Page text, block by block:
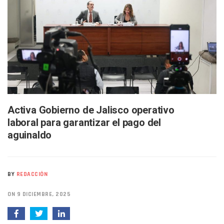
Buscan A Wilber Armando Colmenares Márquez,
Melissa Madero Exige Aclarar Sustento Legal De Las
Washington Enfrenta Una Emergencia Ambiental Por
Avanza Plan Para Construir Estadio De Tritones Vallarta;
Nuevas Concesiones De Taxis En Puerto Vallarta, ¿para
Mueren Cuatro Personas Tras Explosión De Una Pipa En
Bruno Blancas Lleva El Mensaje De La Cuarta
Liberan 180 Crías De Iguana Verde En El Estero El Salado
Puerto Vallarta Participa En Los PriceAgencies Awards
Juan Solís E Iris Torres Buscan Integrar La Planilla Del PAN
Realizan Operativo Preventivo En Seis Colonias Del
Lluvias Y Oleaje Elevado Marcarán El Fin De Semana En
Activa Gobierno de Jalisco operativo
laboral para garantizar el pago del
aguinaldo
BY REDACCIÓN
ON 9 DICIEMBRE, 2025